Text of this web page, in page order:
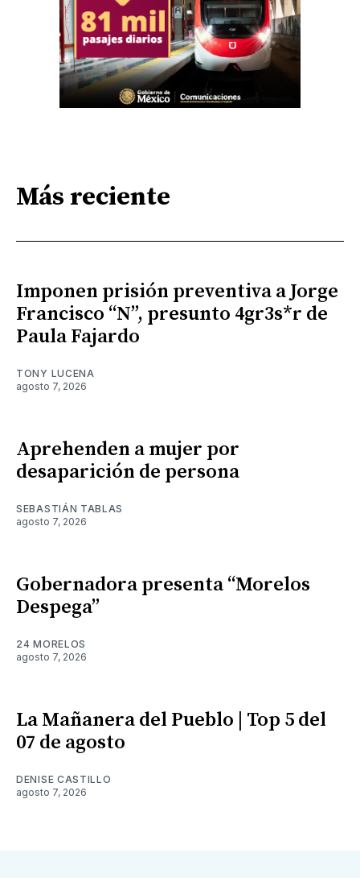
Más reciente
Imponen prisión preventiva a Jorge
Francisco “N”, presunto 4gr3s*r de
Paula Fajardo
TONY LUCENA
agosto 7, 2026
Aprehenden a mujer por
desaparición de persona
SEBASTIÁN TABLAS
agosto 7, 2026
Gobernadora presenta “Morelos
Despega”
24 MORELOS
agosto 7, 2026
La Mañanera del Pueblo | Top 5 del
07 de agosto
DENISE CASTILLO
agosto 7, 2026